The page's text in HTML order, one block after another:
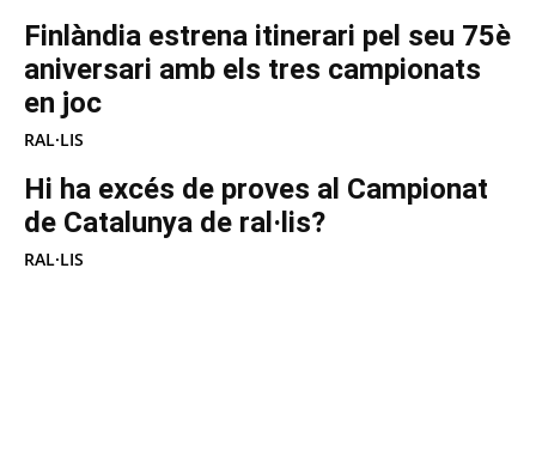
Finlàndia estrena itinerari pel seu 75è
aniversari amb els tres campionats
en joc
RAL·LIS
Hi ha excés de proves al Campionat
de Catalunya de ral·lis?
RAL·LIS